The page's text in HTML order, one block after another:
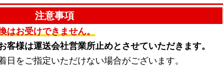
注意事項
はお受けできません。
客様は運送会社営業所止めとさせていただきます。
日をご指定いただけない場合がございます。